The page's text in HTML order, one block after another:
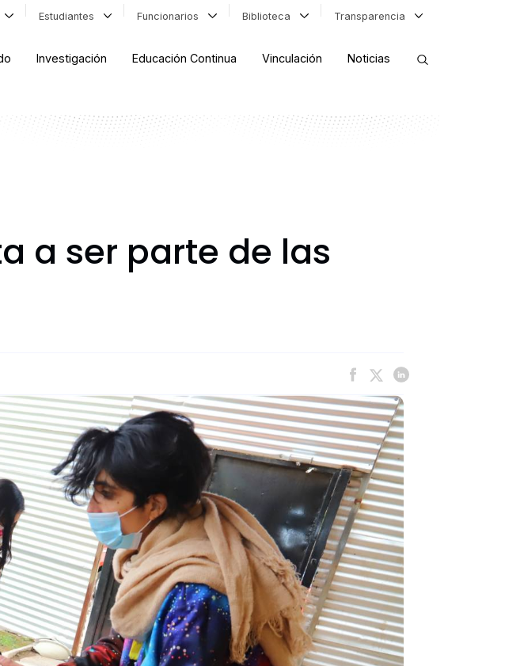
Estudiantes Funcionarios Biblioteca Transparencia
Investigación Educación Continua Vinculación Noticias
a ser parte de las